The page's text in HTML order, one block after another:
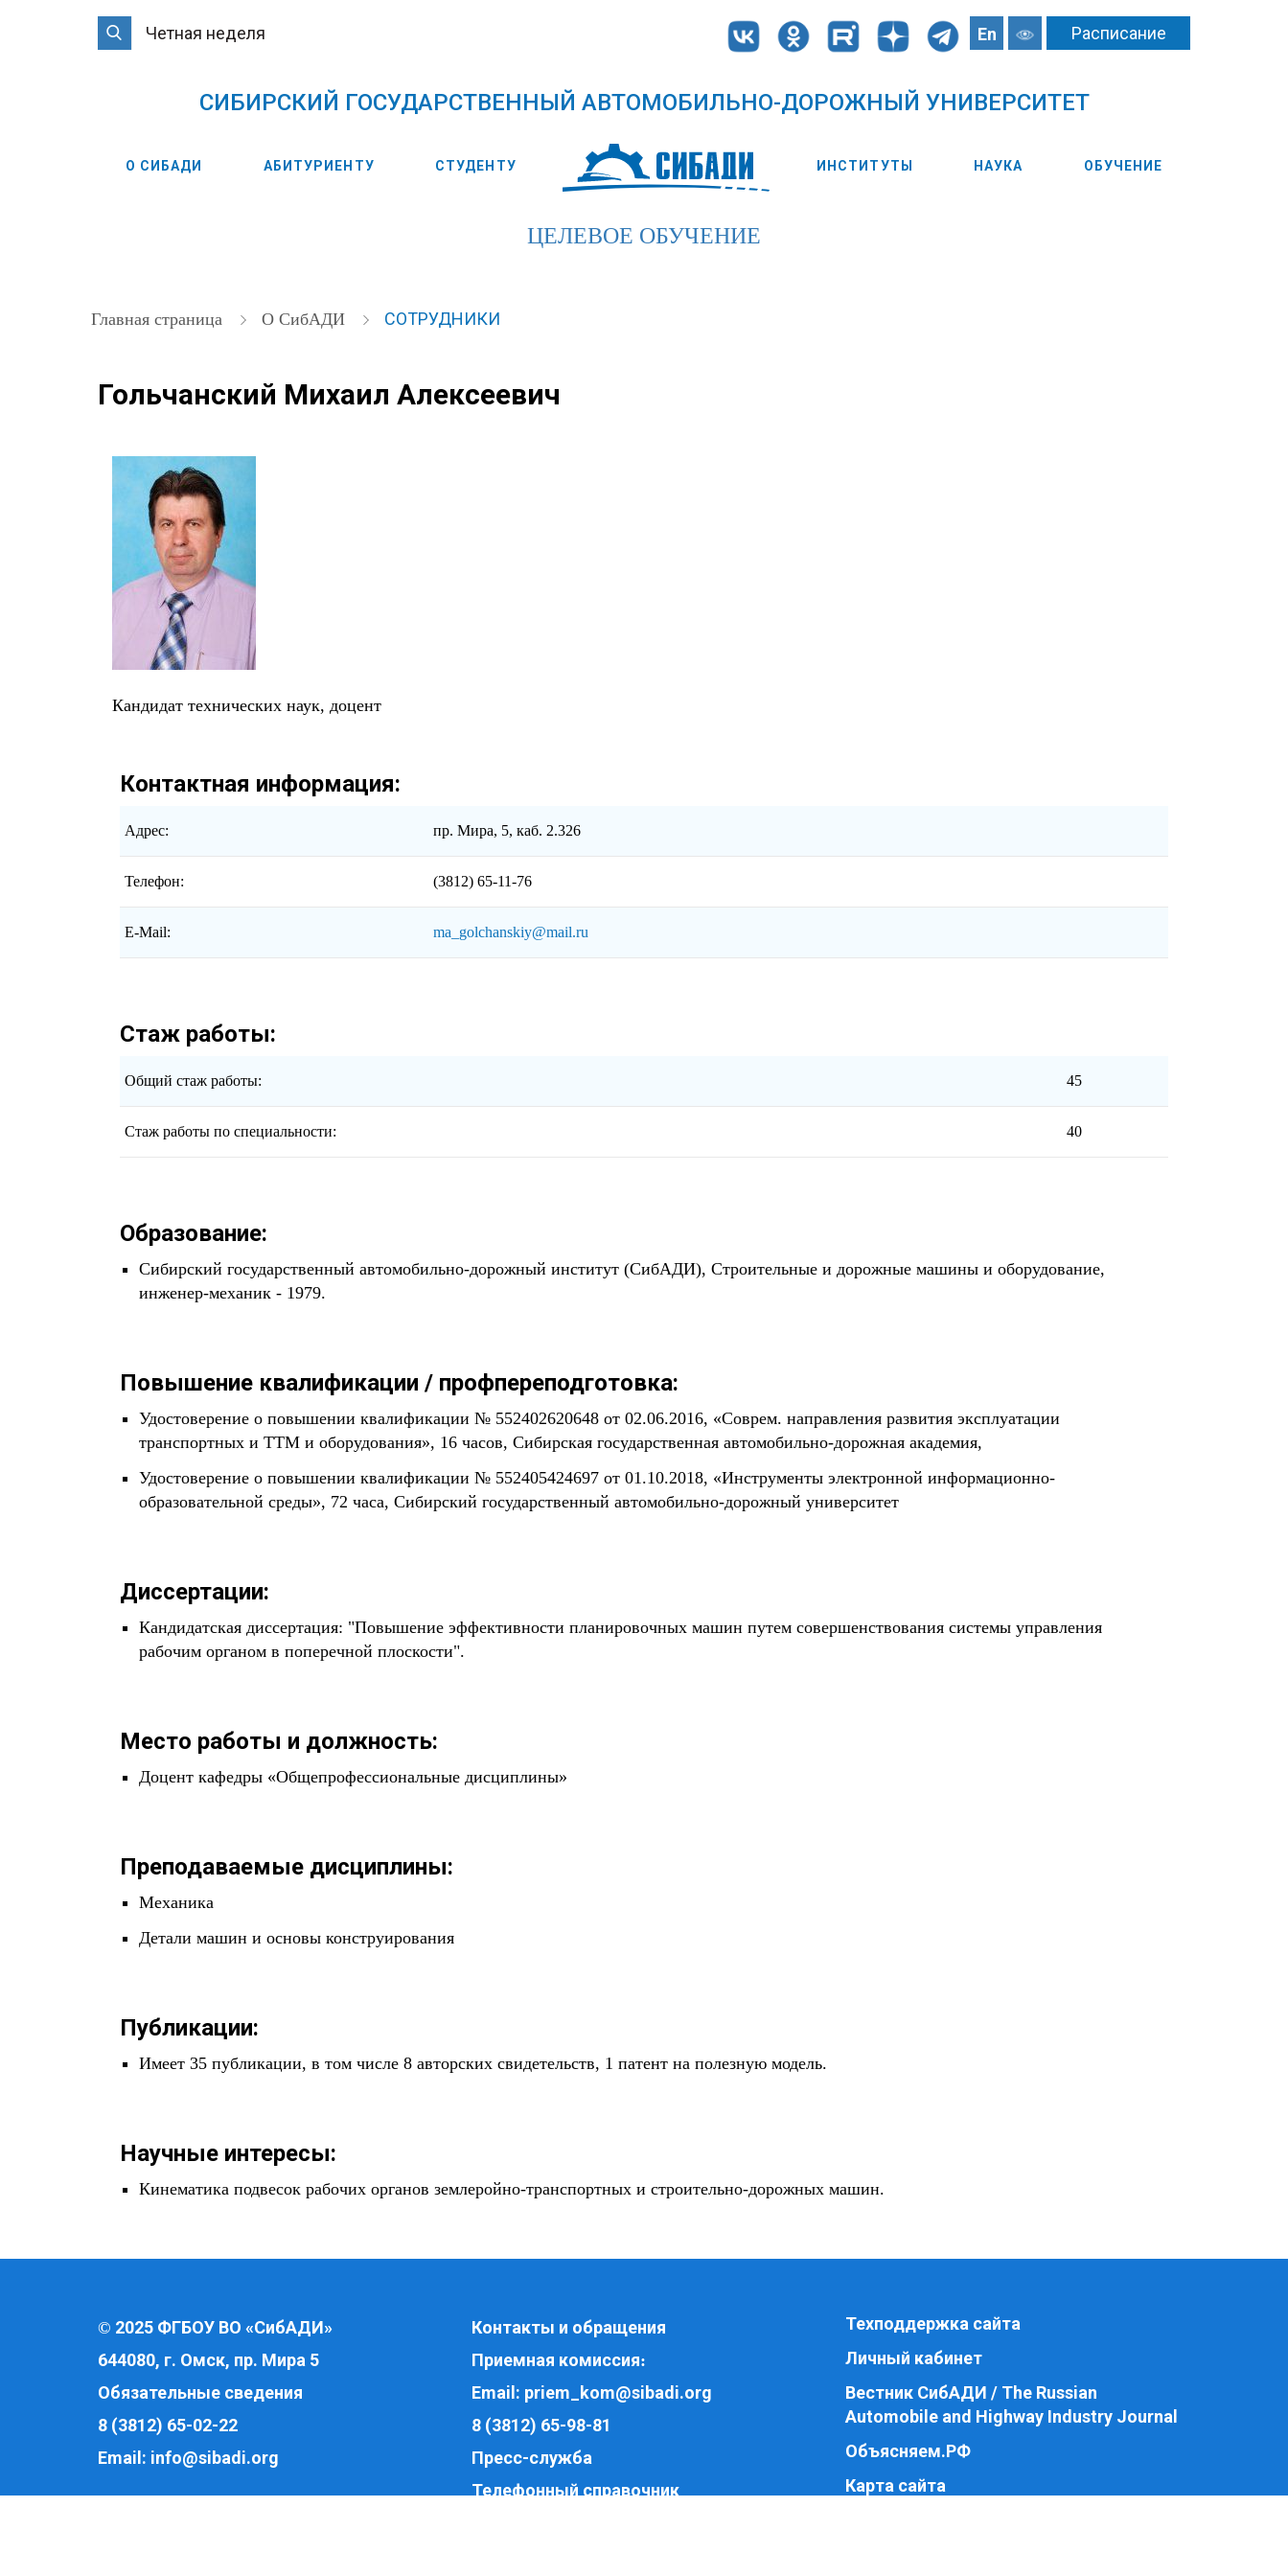
Четная неделя En Расписание
CИБИРСКИЙ ГОСУДАРСТВЕННЫЙ АВТОМОБИЛЬНО-ДОРОЖНЫЙ УНИВЕРСИТЕТ
О СИБАДИ АБИТУРИЕНТУ СТУДЕНТУ ИНСТИТУТЫ НАУКА ОБУЧЕНИЕ
ЦЕЛЕВОЕ ОБУЧЕНИЕ
Главная страница О СибАДИ СОТРУДНИКИ
Гольчанский Михаил Алексеевич
Кандидат технических наук, доцент
Контактная информация:
Адрес: пр. Мира, 5, каб. 2.326
Телефон: (3812) 65-11-76
E-Mail: ma_golchanskiy@mail.ru
Стаж работы:
Общий стаж работы: 45
Стаж работы по специальности: 40
Образование:
Сибирский государственный автомобильно-дорожный институт (СибАДИ), Cтроительные и дорожные машины и оборудование,
инженер-механик - 1979.
Повышение квалификации / профпереподготовка:
Удостоверение о повышении квалификации № 552402620648 от 02.06.2016, «Соврем. направления развития эксплуатации
транспортных и ТТМ и оборудования», 16 часов, Сибирская государственная автомобильно-дорожная академия,
Удостоверение о повышении квалификации № 552405424697 от 01.10.2018, «Инструменты электронной информационно-
образовательной среды», 72 часа, Сибирский государственный автомобильно-дорожный университет
Диссертации:
Кандидатская диссертация: "Повышение эффективности планировочных машин путем совершенствования системы управления
рабочим органом в поперечной плоскости".
Место работы и должность:
Доцент кафедры «Общепрофессиональные дисциплины»
Преподаваемые дисциплины:
Механика
Детали машин и основы конструирования
Публикации:
Имеет 35 публикации, в том числе 8 авторских свидетельств, 1 патент на полезную модель.
Научные интересы:
Кинематика подвесок рабочих органов землеройно-транспортных и строительно-дорожных машин.
© 2025 ФГБОУ ВО «СибАДИ»
644080, г. Омск, пр. Мира 5
Обязательные сведения
8 (3812) 65-02-22
Email: info@sibadi.org
Контакты и обращения
Приемная комиссия:
Email: priem_kom@sibadi.org
8 (3812) 65-98-81
Пресс-служба
Телефонный справочник
Техподдержка сайта
Личный кабинет
Вестник СибАДИ / The Russian
Automobile and Highway Industry Journal
Объясняем.РФ
Карта сайта